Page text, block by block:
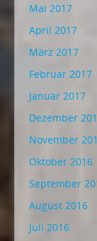
Mai 2017
April 2017
März 2017
Februar 2017
Januar 2017
Dezember
November
Oktober 2016
September
August 2016
Juli 2016